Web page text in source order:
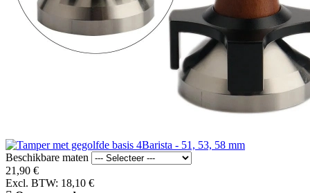
Beschikbare maten
21,90 €
Excl. BTW: 18,10 €